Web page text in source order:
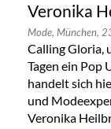
Veronika
Mode, München,
Calling Gloria,
Tagen ein Pop
handelt sich
und
Veronika